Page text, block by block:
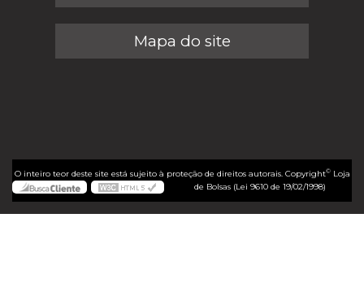
Mapa do site
O inteiro teor deste site está sujeito à proteção de direitos autorais. Copyright©Loja
de Bolsas (Lei 9610 de 19/02/1998)